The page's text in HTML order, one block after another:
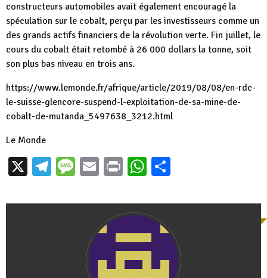
constructeurs automobiles avait également encouragé la
spéculation sur le cobalt, perçu par les investisseurs comme un
des grands actifs financiers de la révolution verte. Fin juillet, le
cours du cobalt était retombé à 26 000 dollars la tonne, soit
son plus bas niveau en trois ans.
https://www.lemonde.fr/afrique/article/2019/08/08/en-rdc-
le-suisse-glencore-suspend-l-exploitation-de-sa-mine-de-
cobalt-de-mutanda_ 5497638_3212.html
Le Monde
X Telegram
Message
EmailPrintWhatsApp